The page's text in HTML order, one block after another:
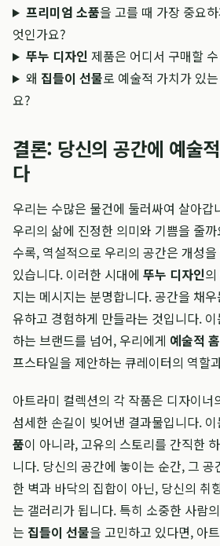
프리미엄 소품을 고를 때 가장 중요
엇인가요?
뚜누 디자인 제품은 어디서 구매할
왜 집들이 선물로 예술적 가치가 있
요?
결론: 당신의 공간에 예술
다
우리는 수많은 물건에 둘러싸여 살아갑
우리의 삶에 진정한 의미와 기쁨을 줄
수록, 역설적으로 우리의 공간은 개성
있습니다. 이러한 시대에 뚜누 디자인의
지는 메시지는 분명합니다. 공간을 채
유하고 경험하게 만들라는 것입니다.
하는 브랜드를 넘어, 우리에게 예술적
프스타일을 제안하는 큐레이터의 역할
아트라미 컬렉션의 각 작품은 디자이너
섬세한 손길이 빚어낸 결과물입니다.
품이 아니라, 고유의 스토리를 간직한
니다. 당신의 공간에 놓이는 순간, 그
한 벽과 바닥의 집합이 아닌, 당신의 취
는 갤러리가 됩니다. 특히 소중한 사람
는 집들이 선물을 고민하고 있다면, 아